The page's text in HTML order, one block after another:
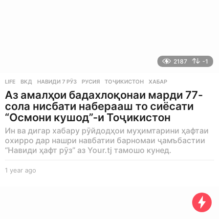
2187 -1
LIFE ВКД ,НАВИДИ 7 РӮЗ ,РУСИЯ ,ТОҶИКИСТОН ,ХАБАР
Аз амалҳои бадахлоқонаи марди 77-
сола нисбати наберааш то сиёсати
“Осмони кушод”-и Тоҷикистон
Ин ва дигар хабару рӯйдодҳои муҳимтарини ҳафтаи
охирро дар нашри навбатии барномаи ҷамъбастии
“Навиди ҳафт рӯз” аз Your.tj тамошо кунед.
1 year ago